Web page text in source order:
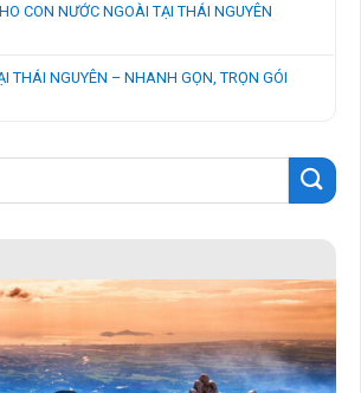
CON NƯỚC NGOÀI TẠI THÁI NGUYÊN
THÁI NGUYÊN – NHANH GỌN, TRỌN GÓI